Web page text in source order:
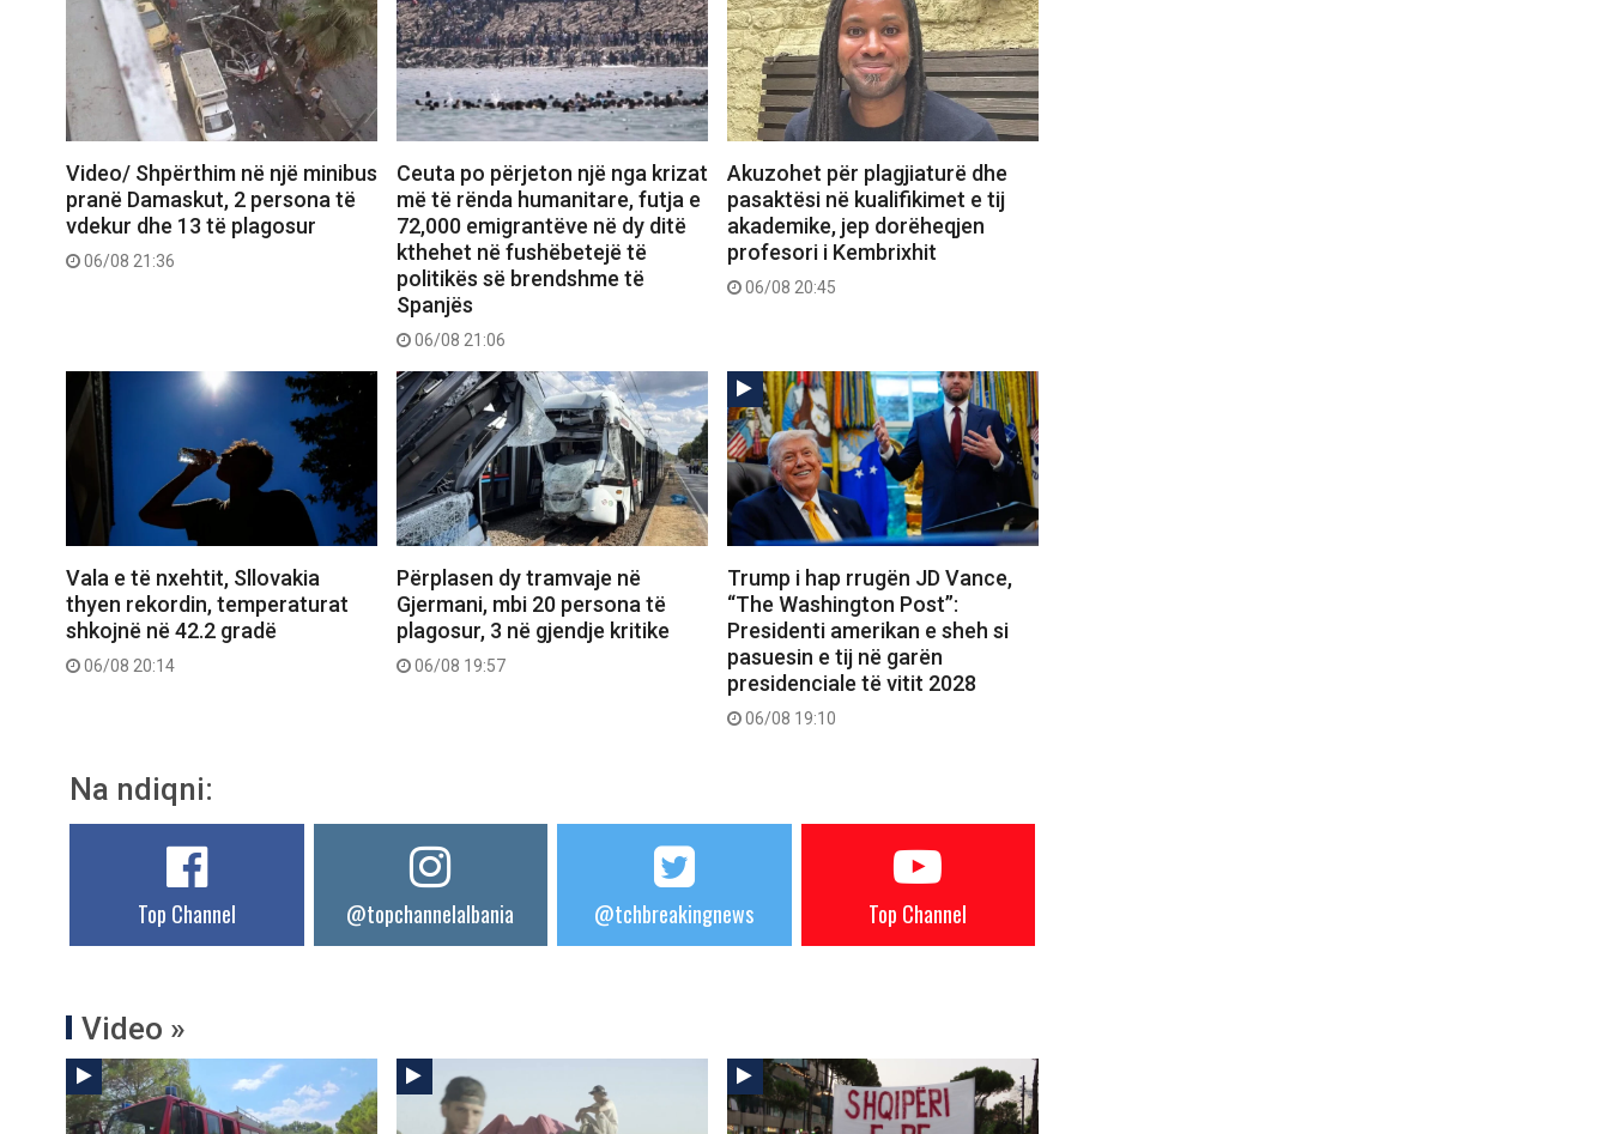
Video/ Shpërthim në një minibus
pranë Damaskut, 2 persona të
vdekur dhe 13 të plagosur
06/08 21:36
Ceuta po përjeton një nga krizat
më të rënda humanitare, futja e
72,000 emigrantëve në dy ditë
kthehet në fushëbetejë të
politikës së brendshme të
Spanjës
06/08 21:06
Akuzohet për plagjiaturë dhe
pasaktësi në kualifikimet e tij
akademike, jep dorëheqjen
profesori i Kembrixhit
06/08 20:45
Vala e të nxehtit, Sllovakia
thyen rekordin, temperaturat
shkojnë në 42.2 gradë
06/08 20:14
Përplasen dy tramvaje në
Gjermani, mbi 20 persona të
plagosur, 3 në gjendje kritike
06/08 19:57
Trump i hap rrugën JD Vance,
“The Washington Post”:
Presidenti amerikan e sheh si
pasuesin e tij në garën
presidenciale të vitit 2028
06/08 19:10
Na ndiqni:
Top Channel @topchannelalbania @tchbreakingnews Top Channel
Video »